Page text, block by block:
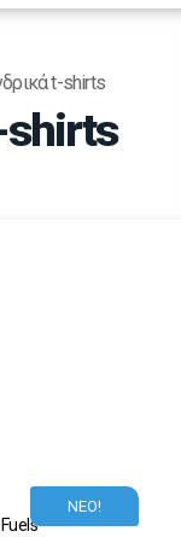
t-shirts
shirts
ΝΕΟ!